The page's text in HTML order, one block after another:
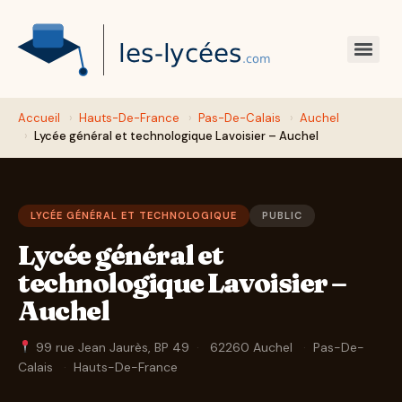
Accueil › Hauts-De-France › Pas-De-Calais › Auchel
› Lycée général et technologique Lavoisier – Auchel
LYCÉE GÉNÉRAL ET TECHNOLOGIQUE PUBLIC
Lycée général et
technologique Lavoisier –
Auchel
99 rue Jean Jaurès, BP 49 · 62260 Auchel · Pas-De-
Calais
· Hauts-De-France